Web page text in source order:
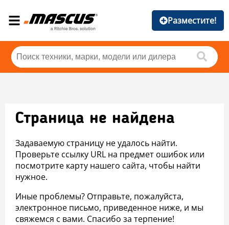
Разместите!
Страница не найдена
Задаваемую страницу не удалось найти.
Проверьте ссылку URL на предмет ошибок или
посмотрите карту нашего сайта, чтобы найти
нужное.
Иные проблемы? Отправьте, пожалуйста,
электронное письмо, приведенное ниже, и мы
свяжемся с вами. Спасибо за терпение!